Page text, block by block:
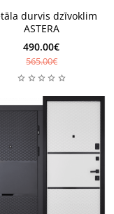
durvis dzīvoklim
ASTERA
490.00€
565.00€